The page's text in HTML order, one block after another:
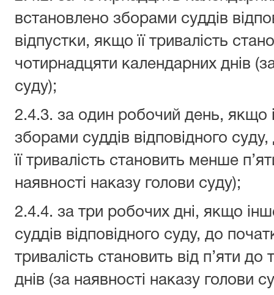
встановлено зборами суддів
відпустки, якщо її тривалість
чотирнадцяти календарних днів
суду);
2.4.3. за один робочий день, якщо
зборами суддів відповідного
її тривалість становить менше
наявності наказу голови суду);
2.4.4. за три робочих дні, якщо
суддів відповідного суду, до
тривалість становить від п’яти
днів (за наявності наказу голови